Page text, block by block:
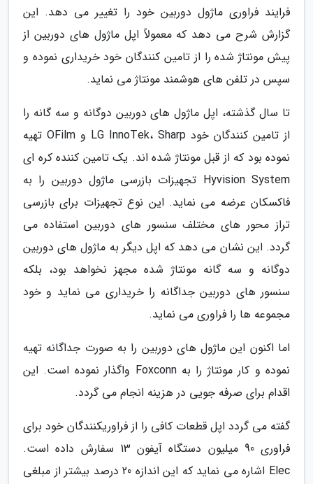
فرایند فراوری ماژول دوربین خود را تغییر می دهد. این
گزارش شرح می دهد که معمولاً اپل ماژول های دوربین از
پیش مونتاژ شده را از تامین کنندگان خود خریداری نموده و
سپس در تلفن های هوشمند مونتاژ می نماید.
تا سال گذشته، اپل ماژول های دوربین دوگانه و سه گانه را
از تامین کنندگان خود LG InnoTek، Sharp و OFilm تهیه
نموده بود که از قبل مونتاژ شده اند. یک تامین کننده کره ای
Hyvision System تجهیزات بازرسی ماژول دوربین را به
فاکسکان عرضه می نماید. این نوع تجهیزات برای بازرسی
تراز محور های مختلف سنسور های دوربین استفاده می
گردد. این نشان می دهد که اپل دیگر به ماژول های دوربین
دوگانه و سه گانه مونتاژ شده مجهز نخواهد بود، بلکه
سنسور های دوربین جداگانه را خریداری می نماید و خود
مجموعه ها را فراوری می نماید.
اما اکنون این ماژول های دوربین را به صورت جداگانه تهیه
نموده و کار مونتاژ را به Foxconn واگذار نموده است. این
اقدام برای صرفه جویی در هزینه انجام می گردد.
گفته می گردد اپل قطعات کافی را از فراوریکنندگان خود برای
فراوری 90 میلیون دستگاه آیفون 13 سفارش داده است.
Elec اشاره می نماید که این اندازه 20 درصد بیشتر از مبلغی